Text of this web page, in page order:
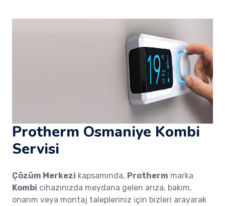
Protherm Osmaniye Kombi
Servisi
Çözüm Merkezi kapsamında, Protherm marka
Kombi cihazınızda meydana gelen arıza, bakım,
onarım veya montaj talepleriniz için bizleri arayarak